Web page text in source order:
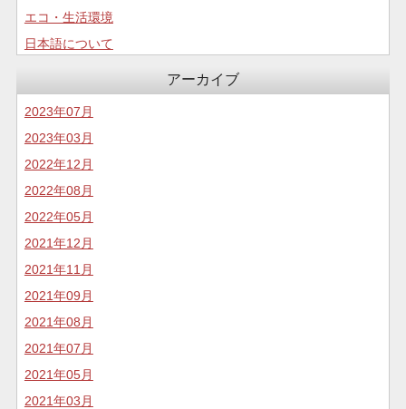
エコ・生活環境
日本語について
食生活
アーカイブ
2023年07月
2023年03月
2022年12月
2022年08月
2022年05月
2021年12月
2021年11月
2021年09月
2021年08月
2021年07月
2021年05月
2021年03月